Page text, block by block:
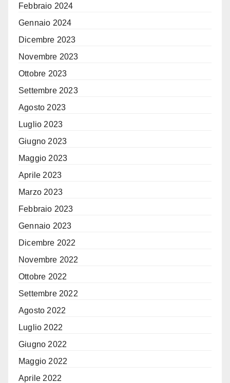
Febbraio 2024
Gennaio 2024
Dicembre 2023
Novembre 2023
Ottobre 2023
Settembre 2023
Agosto 2023
Luglio 2023
Giugno 2023
Maggio 2023
Aprile 2023
Marzo 2023
Febbraio 2023
Gennaio 2023
Dicembre 2022
Novembre 2022
Ottobre 2022
Settembre 2022
Agosto 2022
Luglio 2022
Giugno 2022
Maggio 2022
Aprile 2022